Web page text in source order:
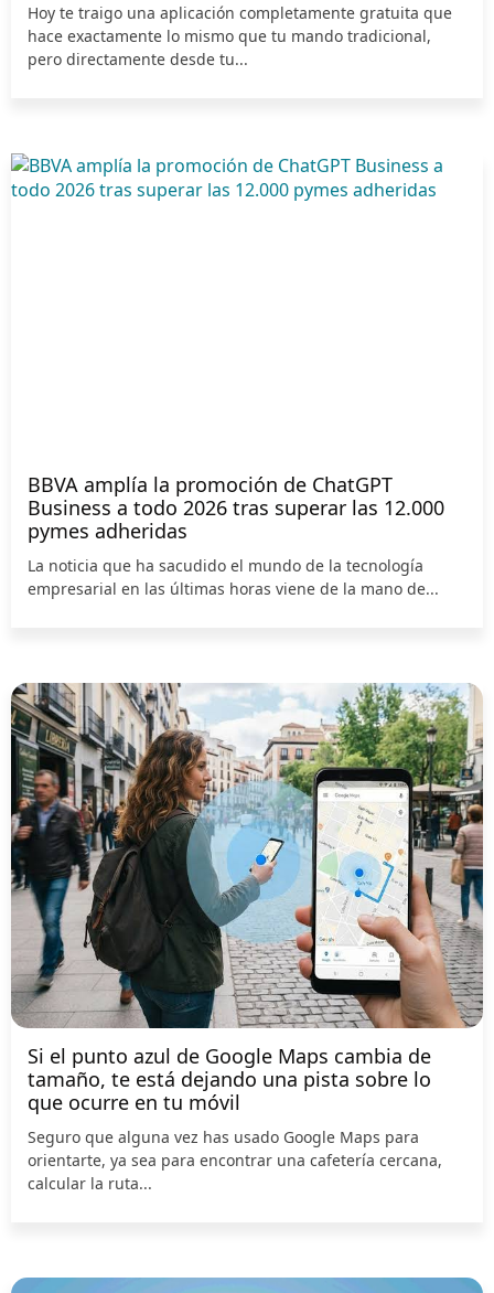
Hoy te traigo una aplicación completamente gratuita que
hace exactamente lo mismo que tu mando tradicional,
pero directamente desde tu...
BBVA amplía la promoción de ChatGPT
Business a todo 2026 tras superar las 12.000
pymes adheridas
La noticia que ha sacudido el mundo de la tecnología
empresarial en las últimas horas viene de la mano de...
Si el punto azul de Google Maps cambia de
tamaño, te está dejando una pista sobre lo
que ocurre en tu móvil
Seguro que alguna vez has usado Google Maps para
orientarte, ya sea para encontrar una cafetería cercana,
calcular la ruta...